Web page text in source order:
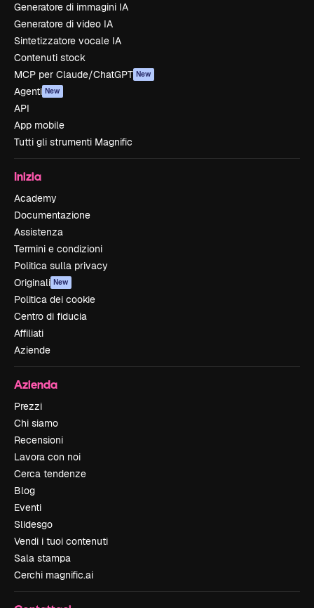
Generatore di immagini IA
Generatore di video IA
Sintetizzatore vocale IA
Contenuti stock
MCP per Claude/ChatGPT New
Agenti New
API
App mobile
Tutti gli strumenti Magnific
Inizia
Academy
Documentazione
Assistenza
Termini e condizioni
Politica sulla privacy
Originali New
Politica dei cookie
Centro di fiducia
Affiliati
Aziende
Azienda
Prezzi
Chi siamo
Recensioni
Lavora con noi
Cerca tendenze
Blog
Eventi
Slidesgo
Vendi i tuoi contenuti
Sala stampa
Cerchi magnific.ai